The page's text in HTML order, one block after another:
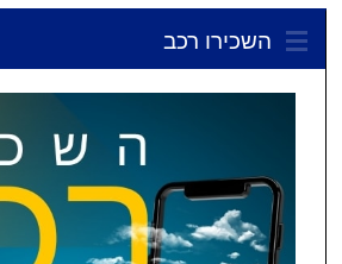
השכירו רכב